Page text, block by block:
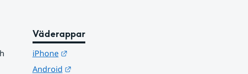
Väderappar
iPhone
Länk till annan webbplats.
Android
Länk till annan webbplats.